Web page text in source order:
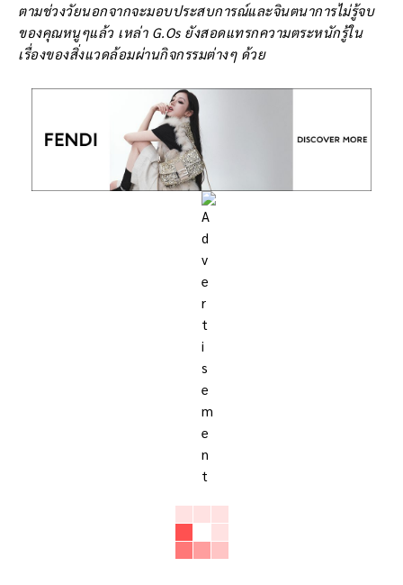
ตามช่วงวัยนอกจากจะมอบประสบการณ์และจินตนาการไม่รู้จบ
ของคุณหนูๆแล้ว เหล่า G.Os ยังสอดแทรกความตระหนักรู้ใน
เรื่องของสิ่งแวดล้อมผ่านกิจกรรมต่างๆ ด้วย